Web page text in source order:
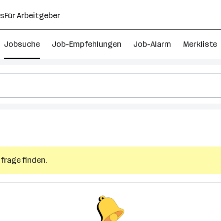
Für Arbeitgeber
Jobsuche Job-Empfehlungen Job-Alarm Merkliste
finden.